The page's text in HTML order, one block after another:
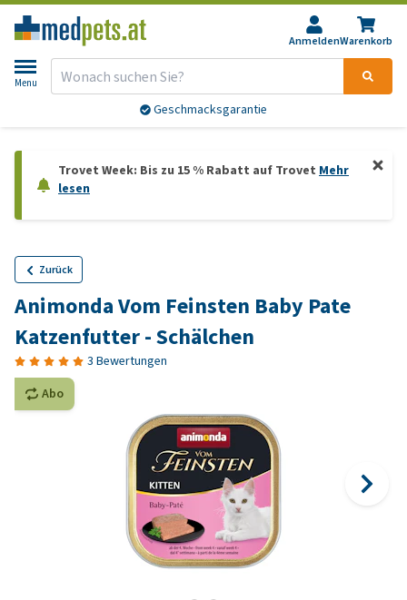
AnmeldenWarenkorb
Menu
Geschmacksgarantie
Trovet Week: Bis zu 15 % Rabatt auf Trovet Mehr
lesen
Zurück
Animonda Vom Feinsten Baby Pate
Katzenfutter - Schälchen
3 Bewertungen
Abo